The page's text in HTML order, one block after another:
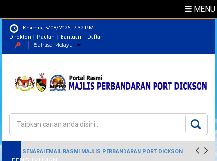
MENU
Khamis, 6/08/2026, 7:32 PM
Direktori
Pautan Bantuan Daftar
Bahasa Melayu
Borang carian
SENARAI EMAIL RASMI MAJLIS PERBANDARAN PORT DICKSON